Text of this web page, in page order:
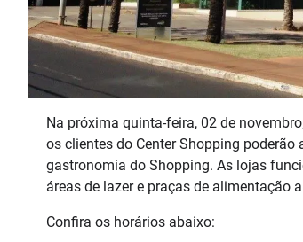
Na próxima quinta-feira, 02 de
os clientes do Center Shopping
gastronomia do Shopping. As lojas
áreas de lazer e praças de alimentação
Confira os horários abaixo: